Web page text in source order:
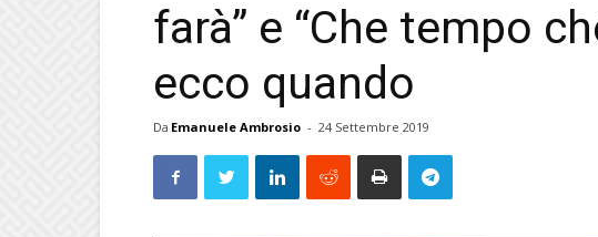
farà” e “Che tempo
ecco quando
Da Emanuele Ambrosio - 24 Settembre 2019